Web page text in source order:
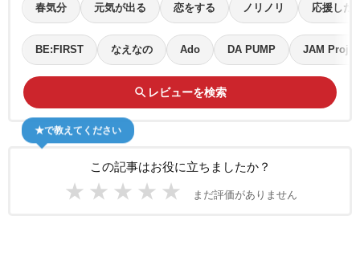
春気分 元気が出る 恋をする ノリノリ 応援した
BE:FIRST なえなの Ado DA PUMP JAM
search レビューを検索
この記事はお役に立ちましたか？
★ ★ ★ ★ ★ まだ評価がありません
★で教えてください